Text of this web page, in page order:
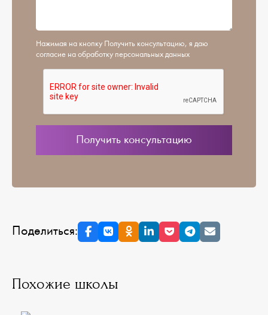
Нажимая на кнопку Получить консультацию, я даю
согласие на обработку персональных данных
Поделиться:
Похожие школы